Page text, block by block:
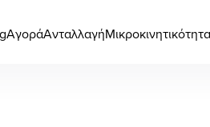
ΑγοράΑνταλλαγήΜικροκινητικότητα